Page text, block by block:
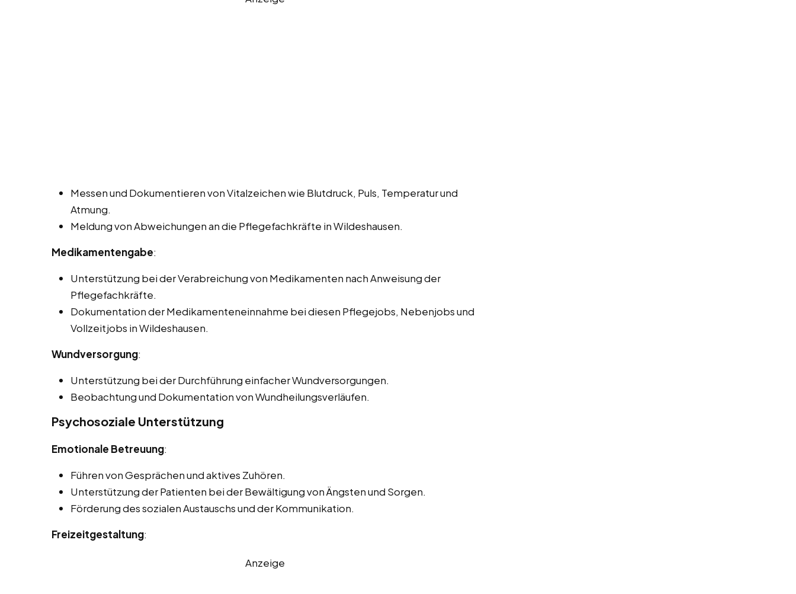
Messen und Dokumentieren von Vitalzeichen wie Blutdruck, Puls, Temperatur und
Atmung.
Meldung von Abweichungen an die Pflegefachkräfte in Wildeshausen.
Medikamentengabe:
Unterstützung bei der Verabreichung von Medikamenten nach Anweisung der
Pflegefachkräfte.
Dokumentation der Medikamenteneinnahme bei diesen Pflegejobs, Nebenjobs und
Vollzeitjobs in Wildeshausen.
Wundversorgung:
Unterstützung bei der Durchführung einfacher Wundversorgungen.
Beobachtung und Dokumentation von Wundheilungsverläufen.
Psychosoziale Unterstützung
Emotionale Betreuung:
Führen von Gesprächen und aktives Zuhören.
Unterstützung der Patienten bei der Bewältigung von Ängsten und Sorgen.
Förderung des sozialen Austauschs und der Kommunikation.
Freizeitgestaltung:
Anzeige